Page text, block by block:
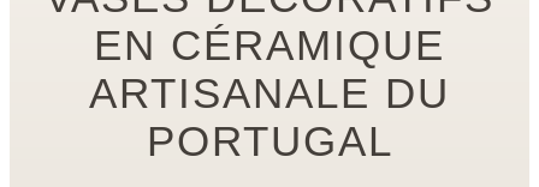
EN CÉRAMIQUE
ARTISANALE DU
PORTUGAL